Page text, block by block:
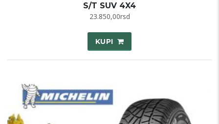
S/T SUV 4X4
23.850,00rsd
KUPI